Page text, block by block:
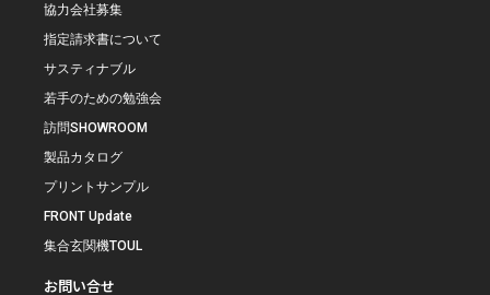
協力会社募集
指定請求書について
サスティナブル
若手のための勉強会
訪問SHOWROOM
製品カタログ
プリントサンプル
FRONT Update
集合玄関機TOUL
お問い合せ